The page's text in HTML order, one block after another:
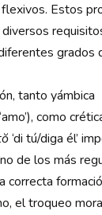
Estos
grados
tanto yámbica
‘amo’), como
‘di tú/diga él’
de los más
correcta
el troqueo